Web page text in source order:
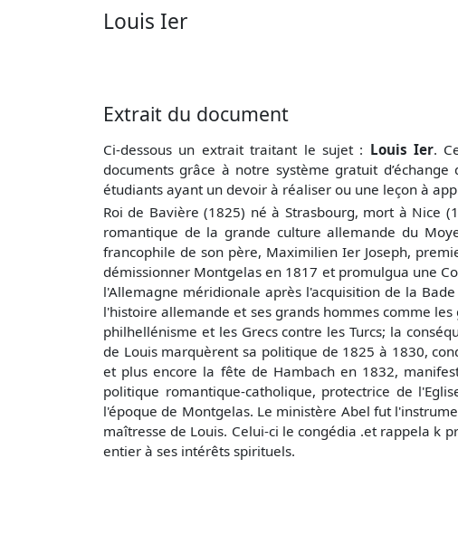
Louis Ier
Extrait du document
Ci-dessous un extrait traitant le sujet : Louis Ier.
documents grâce à notre système gratuit
étudiants ayant un devoir à réaliser ou une leçon à
Roi de Bavière (1825) né à Strasbourg, mort à Nice
romantique de la grande culture allemande du
francophile de son père, Maximilien Ier Joseph,
démissionner Montgelas en 1817 et promulgua une
l'Allemagne méridionale après l'acquisition de la
l'histoire allemande et ses grands hommes comme
philhellénisme et les Grecs contre les Turcs; la
de Louis marquèrent sa politique de 1825 à 1830,
et plus encore la fête de Hambach en 1832,
politique romantique-catholique, protectrice de
l'époque de Montgelas. Le ministère Abel fut
maîtresse de Louis. Celui-ci le congédia .et rappela k
entier à ses intérêts spirituels.